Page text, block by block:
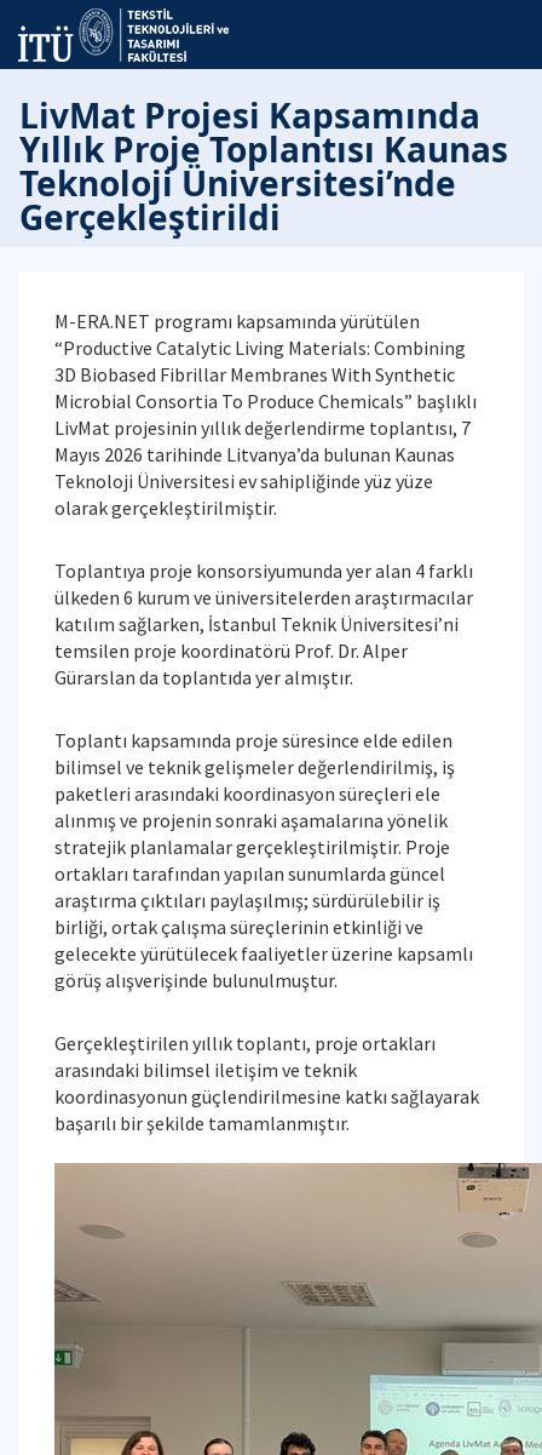
LivMat Projesi Kapsamında
Yıllık Proje Toplantısı Kaunas
Teknoloji Üniversitesi’nde
Gerçekleştirildi
M-ERA.NET programı kapsamında yürütülen
“Productive Catalytic Living Materials: Combining
3D Biobased Fibrillar Membranes With Synthetic
Microbial Consortia To Produce Chemicals” başlıklı
LivMat projesinin yıllık değerlendirme toplantısı, 7
Mayıs 2026 tarihinde Litvanya’da bulunan Kaunas
Teknoloji Üniversitesi ev sahipliğinde yüz yüze
olarak gerçekleştirilmiştir.
Toplantıya proje konsorsiyumunda yer alan 4 farklı
ülkeden 6 kurum ve üniversitelerden araştırmacılar
katılım sağlarken, İstanbul Teknik Üniversitesi’ni
temsilen proje koordinatörü Prof. Dr. Alper
Gürarslan da toplantıda yer almıştır.
Toplantı kapsamında proje süresince elde edilen
bilimsel ve teknik gelişmeler değerlendirilmiş, iş
paketleri arasındaki koordinasyon süreçleri ele
alınmış ve projenin sonraki aşamalarına yönelik
stratejik planlamalar gerçekleştirilmiştir. Proje
ortakları tarafından yapılan sunumlarda güncel
araştırma çıktıları paylaşılmış; sürdürülebilir iş
birliği, ortak çalışma süreçlerinin etkinliği ve
gelecekte yürütülecek faaliyetler üzerine kapsamlı
görüş alışverişinde bulunulmuştur.
Gerçekleştirilen yıllık toplantı, proje ortakları
arasındaki bilimsel iletişim ve teknik
koordinasyonun güçlendirilmesine katkı sağlayarak
başarılı bir şekilde tamamlanmıştır.